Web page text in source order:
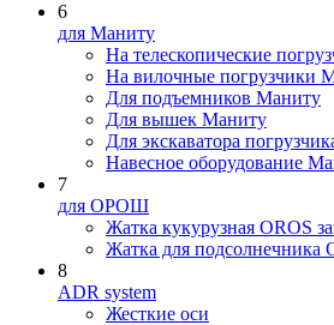
6
для Маниту
На телескопические
На вилочные погрузчики
Для подъемников Маниту
Для вышек Маниту
Для экскаватора
Навесное оборудование
7
для ОРОШ
Жатка кукурузная OROS
Жатка для подсолнечника
8
ADR system
Жесткие оси